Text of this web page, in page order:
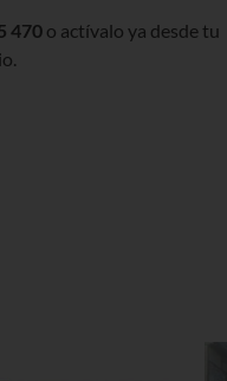
470 o actívalo ya desde tu